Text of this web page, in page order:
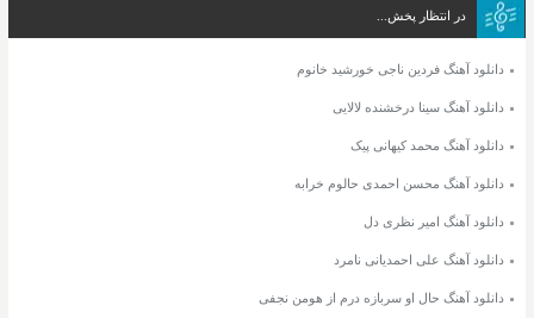
در انتظار پخش...
دانلود آهنگ فردین ناجی خورشید خانوم
دانلود آهنگ سینا درخشنده لالایی
دانلود آهنگ محمد کیهانی پیک
دانلود آهنگ محسن احمدی حالوم خرابه
دانلود آهنگ امیر نظری دل
دانلود آهنگ علی احمدیانی نامرد
دانلود آهنگ حال او سربازه درم از هومن نجفی